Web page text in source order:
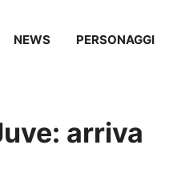
NEWS PERSONAGGI
arriva